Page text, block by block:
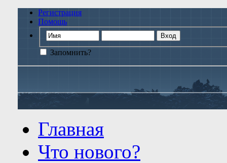
Регистрация
Помощь
Запомнить?
Главная
Что нового?